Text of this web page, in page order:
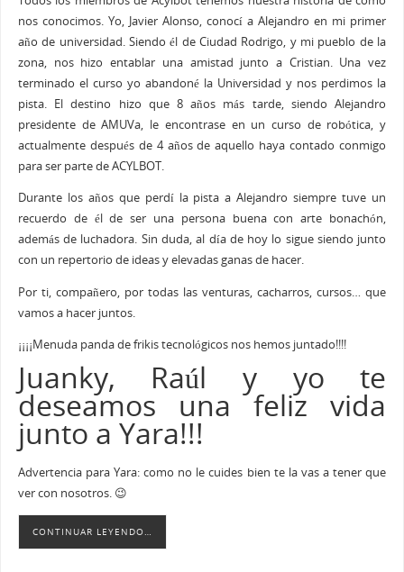
nos conocimos. Yo, Javier Alonso, conocí a Alejandro en mi primer
año de universidad. Siendo él de Ciudad Rodrigo, y mi pueblo de la
zona, nos hizo entablar una amistad junto a Cristian. Una vez
terminado el curso yo abandoné la Universidad y nos perdimos la
pista. El destino hizo que 8 años más tarde, siendo Alejandro
presidente de AMUVa, le encontrase en un curso de robótica, y
actualmente después de 4 años de aquello haya contado conmigo
para ser parte de ACYLBOT.
Durante los años que perdí la pista a Alejandro siempre tuve un
recuerdo de él de ser una persona buena con arte bonachón,
además de luchadora. Sin duda, al día de hoy lo sigue siendo junto
con un repertorio de ideas y elevadas ganas de hacer.
Por ti, compañero, por todas las venturas, cacharros, cursos… que
vamos a hacer juntos.
¡¡¡¡Menuda panda de frikis tecnológicos nos hemos juntado!!!!
Juanky, Raúl y yo te
deseamos una feliz vida
junto a Yara!!!
Advertencia para Yara: como no le cuides bien te la vas a tener que
ver con nosotros. 😉
CONTINUAR LEYENDO…